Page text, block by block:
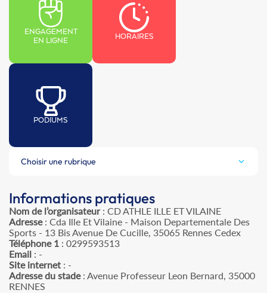
ENGAGEMENT
EN LIGNE
HORAIRES
PODIUMS
Choisir une rubrique
Informations pratiques
Nom de l’organisateur: CD ATHLE ILLE ET VILAINE
Adresse: Cda Ille Et Vilaine - Maison Departementale Des
Sports - 13 Bis Avenue De Cucille, 35065 Rennes Cedex
Téléphone 1 : 0299593513
Email : -
Site internet : -
Adresse du stade: Avenue Professeur Leon Bernard, 35000
RENNES